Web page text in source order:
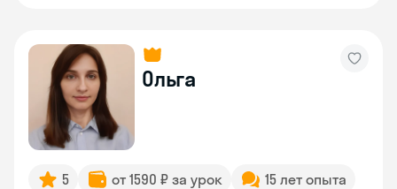
Ольга
5 от 1590 ₽ за урок
15 лет опыта